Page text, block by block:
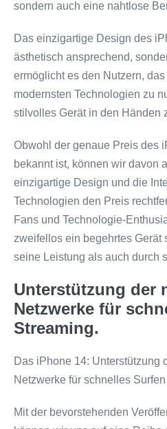
sondern auch eine nahtlose
Das einzigartige Design des
ästhetisch ansprechend,
ermöglicht es den Nutzern,
modernsten Technologien zu
stilvolles Gerät in den Händen
Obwohl der genaue Preis des
bekannt ist, können wir davon
einzigartige Design und die
Technologien den Preis
Fans und Technologie-
zweifellos ein begehrtes Gerät
seine Leistung als auch durch
Unterstützung der
Netzwerke für
Streaming.
Das iPhone 14: Unterstützung
Netzwerke für schnelles
Mit der bevorstehenden